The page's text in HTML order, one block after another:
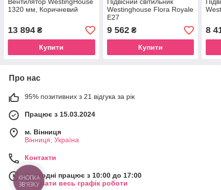
Вентилятор WestingHouse
1320 мм, Коричневий
13 894 ₴
Купити
Підвісний світильник
Westinghouse Flora Royale
E27
9 562₴
Купити
8
Про нас
95% позитивних з 21 відгука за рік
Працює з 15.03.2024
м. Вінниця
Вінниця, Україна
Контакти
Сьогодні працює з 10:00 до 17:00
Показати весь графік роботи
КНОПКА
ЗВ'ЯЗКУ